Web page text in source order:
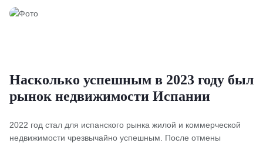
Насколько успешным в 2023 году был
рынок недвижимости Испании
2022 год стал для испанского рынка жилой и коммерческой
недвижимости чрезвычайно успешным. После отмены